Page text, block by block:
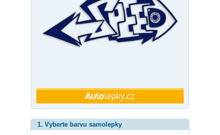
1. Vyberte barvu samolepky